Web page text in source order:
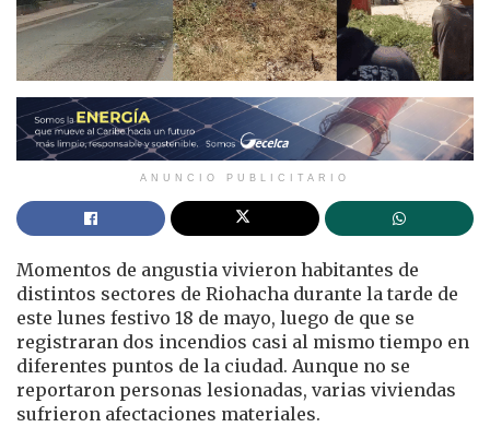
ANUNCIO PUBLICITARIO
Momentos de angustia vivieron habitantes de
distintos sectores de Riohacha durante la tarde de
este lunes festivo 18 de mayo, luego de que se
registraran dos incendios casi al mismo tiempo en
diferentes puntos de la ciudad. Aunque no se
reportaron personas lesionadas, varias viviendas
sufrieron afectaciones materiales.